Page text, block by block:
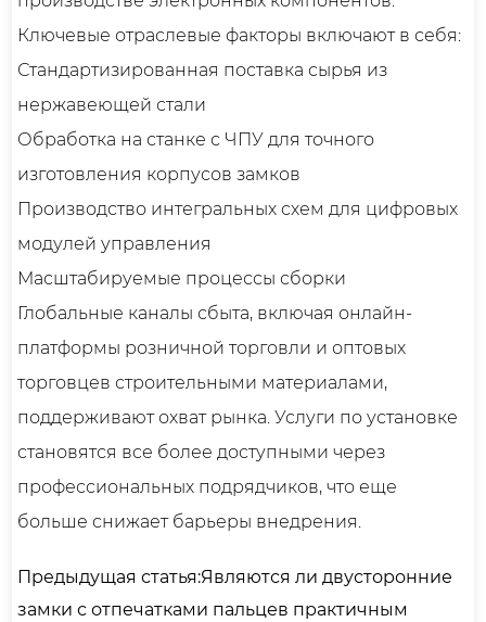
Ключевые отраслевые факторы включают в себя:
Стандартизированная поставка сырья из
нержавеющей стали
Обработка на станке с ЧПУ для точного
изготовления корпусов замков
Производство интегральных схем для цифровых
модулей управления
Масштабируемые процессы сборки
Глобальные каналы сбыта, включая онлайн-
платформы розничной торговли и оптовых
торговцев строительными материалами,
поддерживают охват рынка. Услуги по установке
становятся все более доступными через
профессиональных подрядчиков, что еще
больше снижает барьеры внедрения.
Предыдущая статья:Являются ли двусторонние
замки с отпечатками пальцев практичным